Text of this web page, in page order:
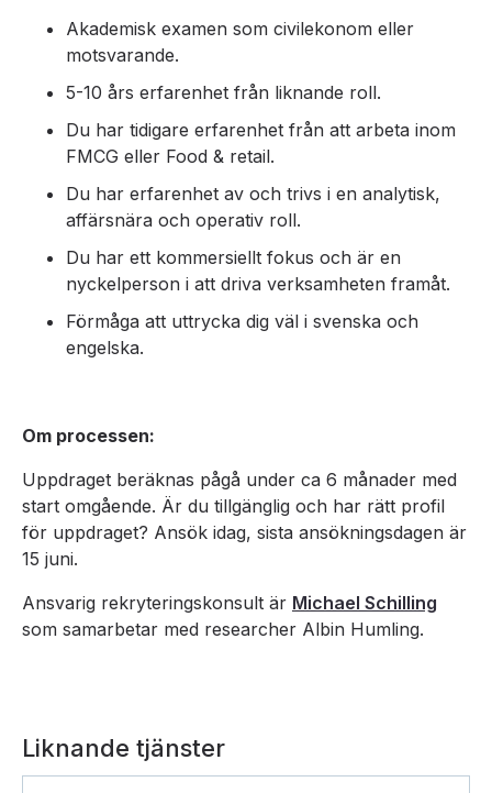
Akademisk examen som civilekonom eller
motsvarande.
5-10 års erfarenhet från liknande roll.
Du har tidigare erfarenhet från att arbeta inom
FMCG eller Food & retail.
Du har erfarenhet av och trivs i en analytisk,
affärsnära och operativ roll.
Du har ett kommersiellt fokus och är en
nyckelperson i att driva verksamheten framåt.
Förmåga att uttrycka dig väl i svenska och
engelska.
Om processen:
Uppdraget beräknas pågå under ca 6 månader med
start omgående. Är du tillgänglig och har rätt profil
för uppdraget? Ansök idag, sista ansökningsdagen är
15 juni.
Ansvarig rekryteringskonsult är Michael Schilling
som samarbetar med researcher Albin Humling.
Liknande tjänster